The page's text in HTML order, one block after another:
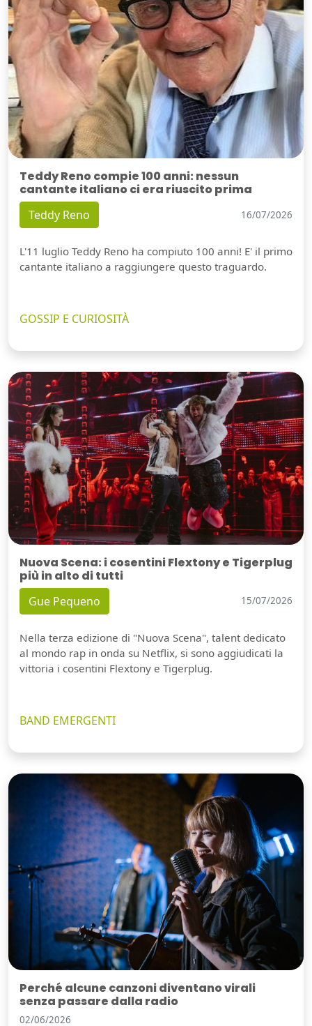
Teddy Reno compie 100 anni: nessun
cantante italiano ci era riuscito prima
Teddy Reno 16/07/2026
L'11 luglio Teddy Reno ha compiuto 100 anni! E' il primo
cantante italiano a raggiungere questo traguardo.
GOSSIP E CURIOSITÀ
Nuova Scena: i cosentini Flextony e Tigerplug
più in alto di tutti
Gue Pequeno 15/07/2026
Nella terza edizione di "Nuova Scena", talent dedicato
al mondo rap in onda su Netflix, si sono aggiudicati la
vittoria i cosentini Flextony e Tigerplug.
BAND EMERGENTI
Perché alcune canzoni diventano virali
senza passare dalla radio
02/06/2026